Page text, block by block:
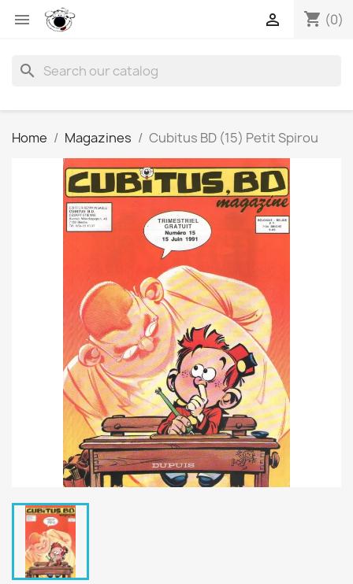
 shopping_cart (0)

search
Home Magazines Cubitus BD (15) Petit Spirou